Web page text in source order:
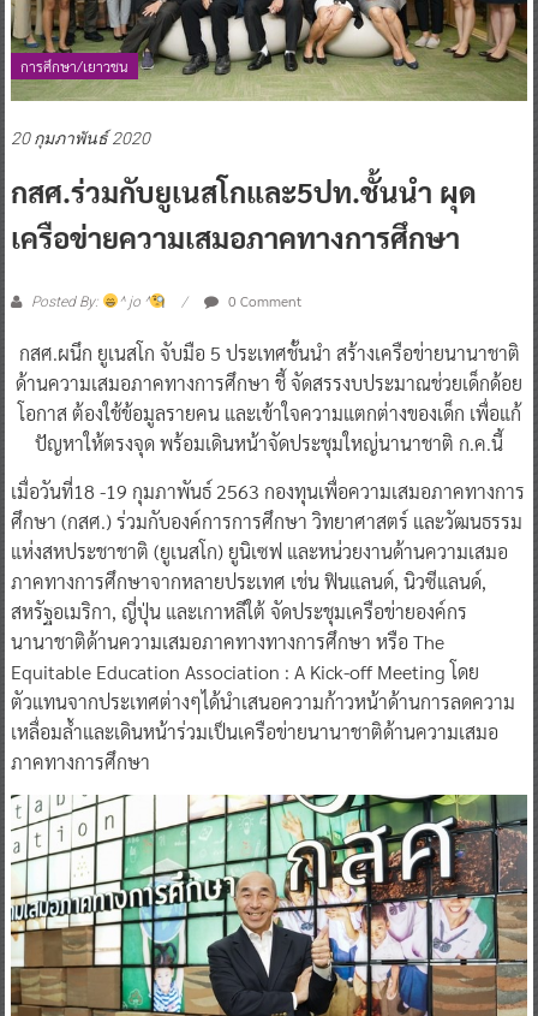
การศึกษา/เยาวชน
20 กุมภาพันธ์ 2020
กสศ.ร่วมกับยูเนสโกและ5ปท.ชั้นนำ ผุด
เครือข่ายความเสมอภาคทางการศึกษา
Posted By: ^ jo ^ 0 Comment
กสศ.ผนึก ยูเนสโก จับมือ 5 ประเทศชั้นนำ สร้างเครือข่ายนานาชาติ
ด้านความเสมอภาคทางการศึกษา ชี้ จัดสรรงบประมาณช่วยเด็กด้อย
โอกาส ต้องใช้ข้อมูลรายคน และเข้าใจความแตกต่างของเด็ก เพื่อแก้
ปัญหาให้ตรงจุด พร้อมเดินหน้าจัดประชุมใหญ่นานาชาติ ก.ค.นี้
​เมื่อวันที่18 -19 กุมภาพันธ์ 2563 กองทุนเพื่อความเสมอภาคทางการ
ศึกษา (กสศ.) ร่วมกับองค์การการศึกษา วิทยาศาสตร์ และวัฒนธรรม
แห่งสหประชาชาติ (ยูเนสโก) ยูนิเซฟ และหน่วยงานด้านความเสมอ
ภาคทางการศึกษาจากหลายประเทศ เช่น ฟินแลนด์, นิวซีแลนด์,
สหรัฐอเมริกา, ญี่ปุ่น และเกาหลีใต้ จัดประชุมเครือข่ายองค์กร
นานาชาติด้านความเสมอภาคทางทางการศึกษา หรือ The
Equitable Education Association : A Kick-off Meeting โดย
ตัวแทนจากประเทศต่างๆได้นำเสนอความก้าวหน้าด้านการลดความ
เหลื่อมล้ำและเดินหน้าร่วมเป็นเครือข่ายนานาชาติด้านความเสมอ
ภาคทางการศึกษา